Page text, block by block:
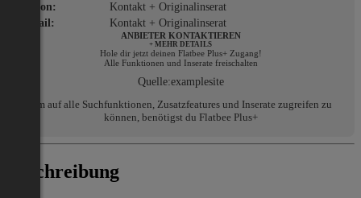
Telefon:
Kontakt + Originalinserat
E-Mail:
Kontakt + Originalinserat
ANBIETER KONTAKTIEREN
+ MEHR DETAILS
Hole dir jetzt deinen Flatbee Plus+ Zugang!
Alle Funktionen und Inserate freischalten
Quelle:examplesite
Um auf alle Suchfunktionen, Zusatzfeatures und Inserate zugreifen zu
können, benötigst du Flatbee Plus+
Beschreibung